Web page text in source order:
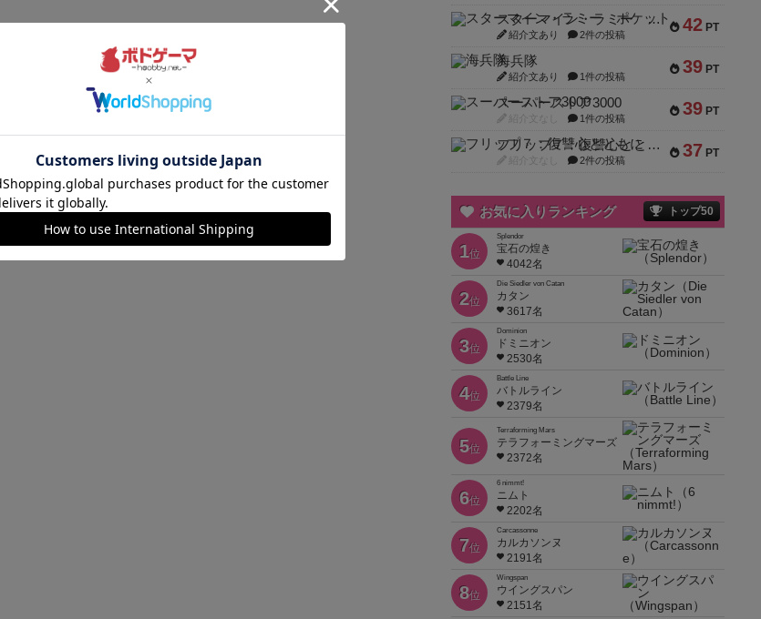
42 PT
スターマイン・ラミー ポケット
紹介文あり 2件の投稿
39 PT
海兵隊
紹介文あり 1件の投稿
39 PT
スーパーストア3000
紹介文なし 1件の投稿
37 PT
フリップ７：復讐心とともに
紹介文なし 2件の投稿
お気に入りランキング トップ50
1位
Splendor
宝石の煌き
4042名
2位
Die Siedler von Catan
カタン
3617名
3位
Dominion
ドミニオン
2530名
4位
Battle Line
バトルライン
2379名
5位
Terraforming Mars
テラフォーミングマーズ
2372名
6位
6 nimmt!
ニムト
2202名
7位
Carcassonne
カルカソンヌ
2191名
8位
Wingspan
ウイングスパン
2151名